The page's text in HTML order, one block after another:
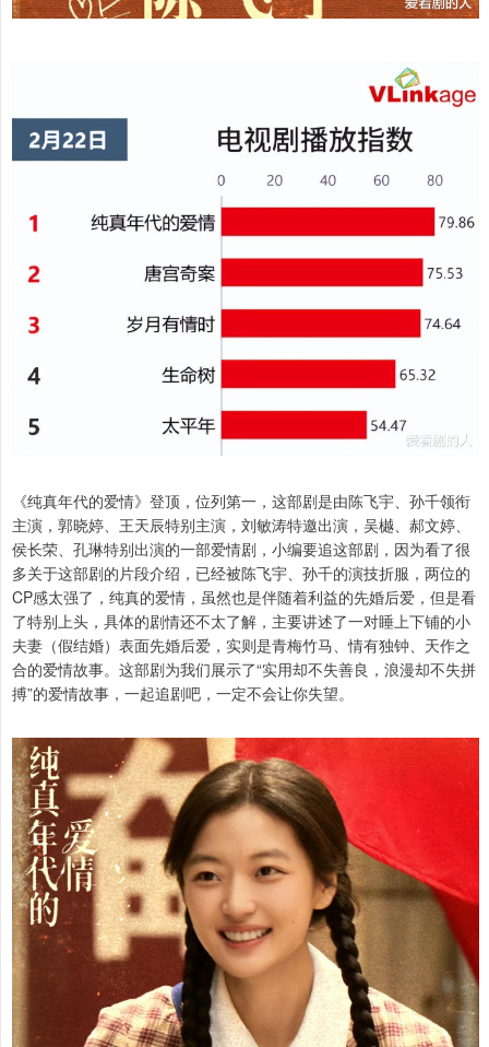
《纯真年代的爱情》登顶，位列第一，这部剧是由陈飞宇、孙千领衔
主演，郭晓婷、王天辰特别主演，刘敏涛特邀出演，吴樾、郝文婷、
侯长荣、孔琳特别出演的一部爱情剧，小编要追这部剧，因为看了很
多关于这部剧的片段介绍，已经被陈飞宇、孙千的演技折服，两位的
CP感太强了，纯真的爱情，虽然也是伴随着利益的先婚后爱，但是看
了特别上头，具体的剧情还不太了解，主要讲述了一对睡上下铺的小
夫妻（假结婚）表面先婚后爱，实则是青梅竹马、情有独钟、天作之
合的爱情故事。这部剧为我们展示了“实用却不失善良，浪漫却不失拼
搏”的爱情故事，一起追剧吧，一定不会让你失望。